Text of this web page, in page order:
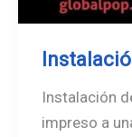
Instalación
impreso a